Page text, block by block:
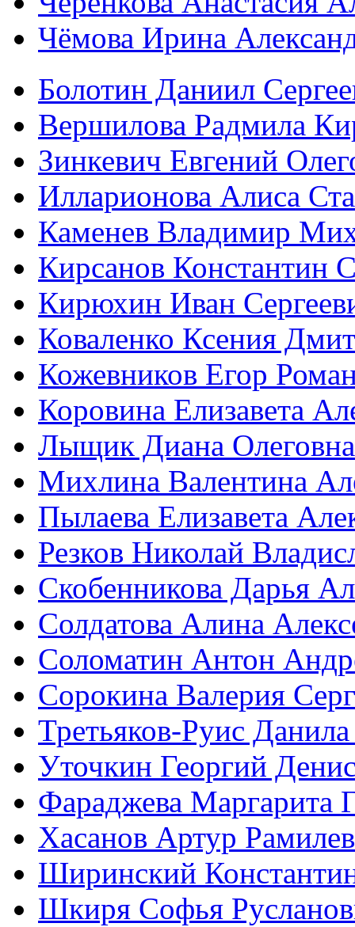
Чёмова Ирина
Болотин Даниил
Вершилова Радмила
Зинкевич Евгений
Илларионова Алиса
Каменев Владимир
Кирсанов Константин
Кирюхин Иван
Коваленко Ксения
Кожевников Егор
Коровина Елизавета
Лыщик Диана Олеговна
Михлина Валентина
Пылаева Елизавета
Резков Николай
Скобенникова Дарья
Солдатова Алина
Соломатин Антон
Сорокина Валерия
Третьяков-Руис
Уточкин Георгий
Фараджева Маргарита
Хасанов Артур
Ширинский
Шкиря Софья